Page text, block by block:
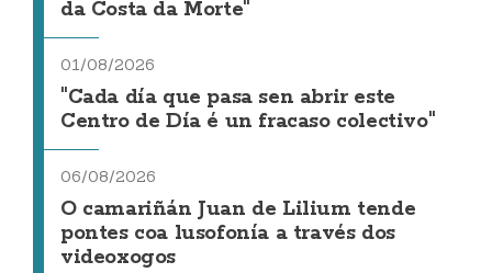
da Costa da Morte"
01/08/2026
"Cada día que pasa sen abrir este
Centro de Día é un fracaso colectivo"
06/08/2026
O camariñán Juan de Lilium tende
pontes coa lusofonía a través dos
videoxogos